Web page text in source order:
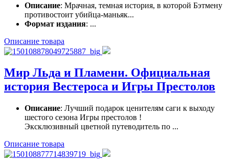
Описание: Мрачная, темная история, в которой Бэтмену
противостоит убийца-маньяк...
Формат издания: ...
Описание товара
Мир Льда и Пламени. Официальная
история Вестероса и Игры Престолов
Описание: Лучший подарок ценителям саги к выходу
шестого сезона Игры престолов !
Эксклюзивный цветной путеводитель по ...
Описание товара